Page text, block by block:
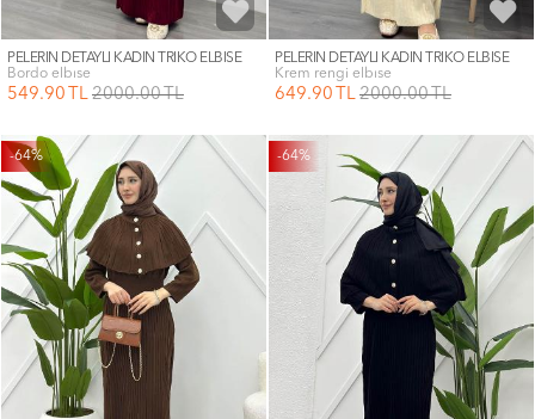
PELERİN DETAYLI KADIN TRİKO ELBİSE
bordo elbıse
549.90 TL 2000.00TL
PELERİN DETAYLI KADIN TRİKO ELBİSE
krem rengi elbıse
649.90 TL 2000.00TL
-64% -64%